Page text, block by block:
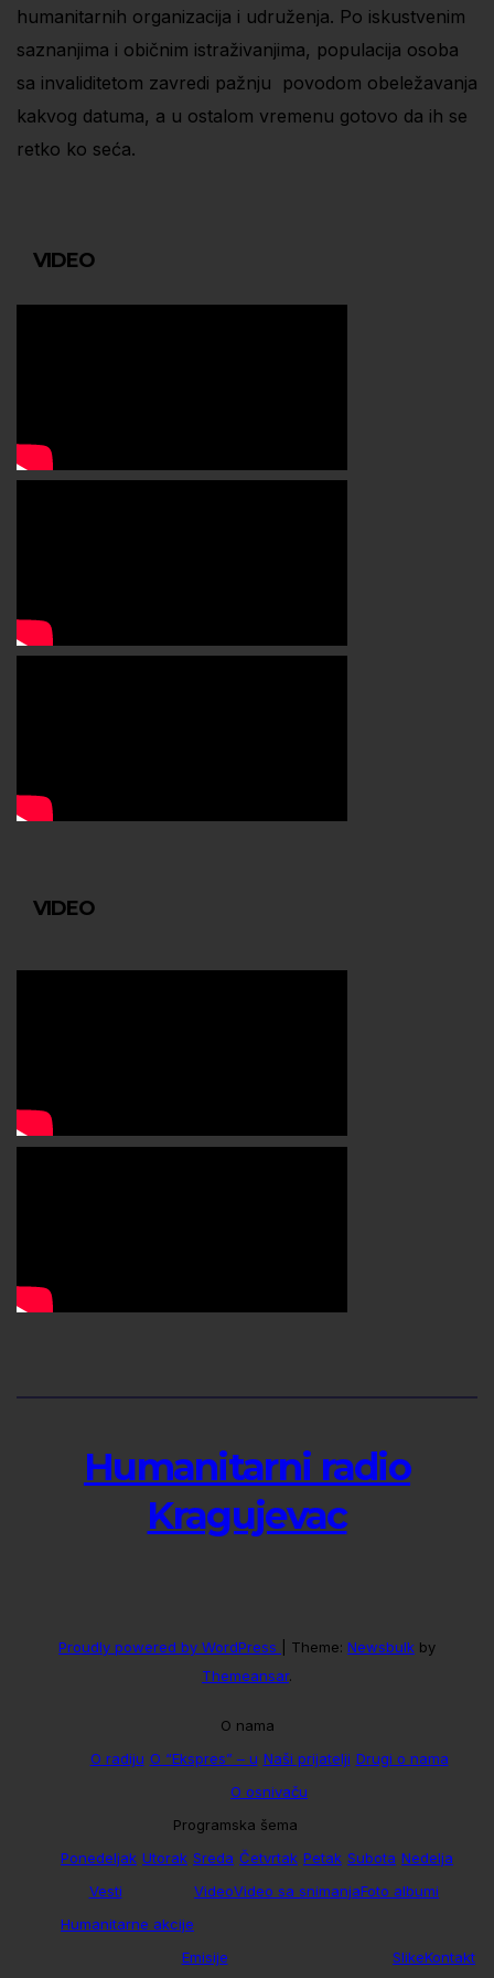
humanitarnih organizacija i udruženja. Po iskustvenim
saznanjima i običnim istraživanjima, populacija osoba
sa invaliditetom zavredi pažnju povodom obeležavanja
kakvog datuma, a u ostalom vremenu gotovo da ih se
retko ko seća.
VIDEO
VIDEO
Humanitarni radio
Kragujevac
Proudly powered by WordPress Theme: Newsbulk by
Themeansar.
O nama
O radiju O “Ekspres” – u Naši prijatelji Drugi o nama
O osnivaču
Programska šema
Ponedeljak Utorak Sreda Četvrtak Petak Subota Nedelja
Vesti
Humanitarne akcije
VideoVideo sa snimanjaFoto albumi
Emisije SlikeKontakt